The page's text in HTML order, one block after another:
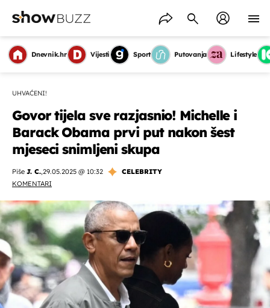
Dnevnik.hr Vijesti Sport Putovanja Lifestyle
UHVAĆENI!
Govor tijela sve razjasnio! Michelle i
Barack Obama prvi put nakon šest
mjeseci snimljeni skupa
Piše J. C.,29.05.2025 @ 10:32
CELEBRITY
KOMENTARI
OMOGUĆI OBAVIJESTI